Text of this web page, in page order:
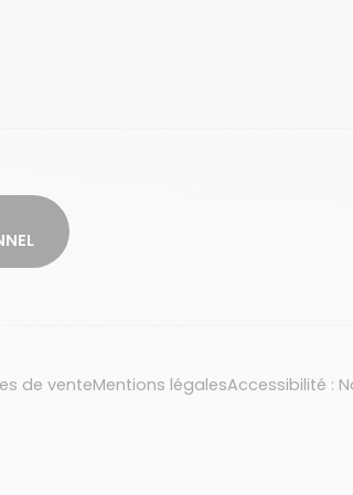
de venteMentions légalesAccessibilité :